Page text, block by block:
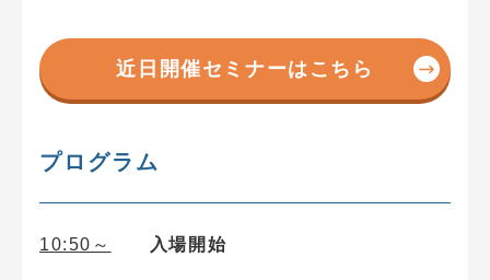
近日開催セミナーはこちら
プログラム
10:50～ 入場開始